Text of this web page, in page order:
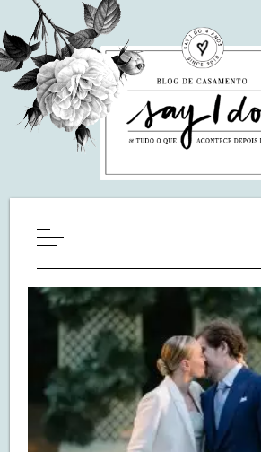
WILL YOU MARRY ME?
LUA DE MEL
COZINHA
DECORAÇÃO
DE NOIVA PRA NOIVA
S.O.S CASADAS
FALE COM O SAY I DO